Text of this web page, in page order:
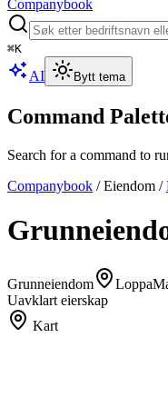
Companybook
⌘K
AI Bytt tema
Command
Search for a command to
Companybook /Eiendom /
Grunneiendom Loppa
Uavklart eierskap
Kart